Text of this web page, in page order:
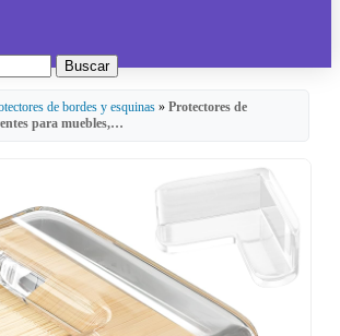
de bordes y esquinas » Protectores de
para muebles,…